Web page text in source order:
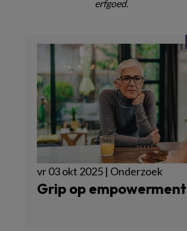
erfgoed.
vr 03 okt 2025 | Onderzoek
Grip op empowerment